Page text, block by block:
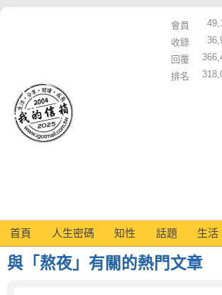
會員
收錄
回覆
排名
首頁 人生密碼 知性 話題 生活
與「熬夜」有關的熱門文章